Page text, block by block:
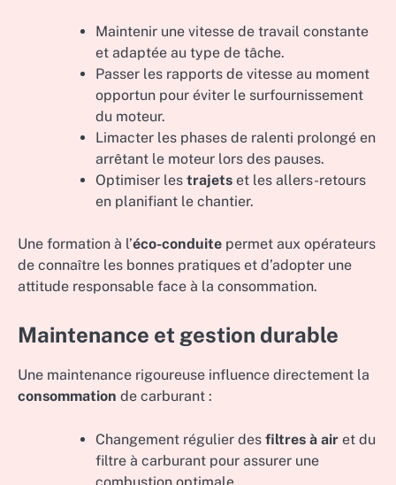
Maintenir une vitesse de travail constante
et adaptée au type de tâche.
Passer les rapports de vitesse au moment
opportun pour éviter le surfournissement
du moteur.
Limacter les phases de ralenti prolongé en
arrêtant le moteur lors des pauses.
Optimiser les trajets et les allers-retours
en planifiant le chantier.
Une formation à l’éco-conduite permet aux opérateurs
de connaître les bonnes pratiques et d’adopter une
attitude responsable face à la consommation.
Maintenance et gestion durable
Une maintenance rigoureuse influence directement la
consommation de carburant :
Changement régulier des filtres à air et du
filtre à carburant pour assurer une
combustion optimale.